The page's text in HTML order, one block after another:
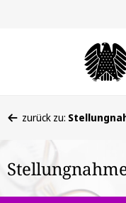
befinden
hier:
zurück zu: